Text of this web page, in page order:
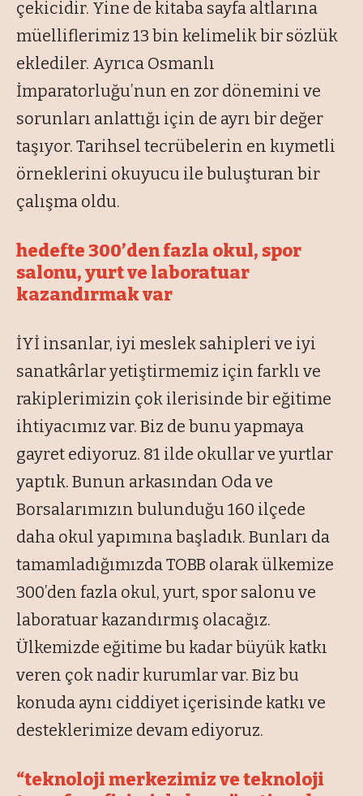
çekicidir. Yine de kitaba sayfa altlarına
müelliflerimiz 13 bin kelimelik bir sözlük
eklediler. Ayrıca Osmanlı
İmparatorluğu’nun en zor dönemini ve
sorunları anlattığı için de ayrı bir değer
taşıyor. Tarihsel tecrübelerin en kıymetli
örneklerini okuyucu ile buluşturan bir
çalışma oldu.
hedefte 300’den fazla okul, spor
salonu, yurt ve laboratuar
kazandırmak var
İYİ insanlar, iyi meslek sahipleri ve iyi
sanatkârlar yetiştirmemiz için farklı ve
rakiplerimizin çok ilerisinde bir eğitime
ihtiyacımız var. Biz de bunu yapmaya
gayret ediyoruz. 81 ilde okullar ve yurtlar
yaptık. Bunun arkasından Oda ve
Borsalarımızın bulunduğu 160 ilçede
daha okul yapımına başladık. Bunları da
tamamladığımızda TOBB olarak ülkemize
300’den fazla okul, yurt, spor salonu ve
laboratuar kazandırmış olacağız.
Ülkemizde eğitime bu kadar büyük katkı
veren çok nadir kurumlar var. Biz bu
konuda aynı ciddiyet içerisinde katkı ve
desteklerimize devam ediyoruz.
“teknoloji merkezimiz ve teknoloji